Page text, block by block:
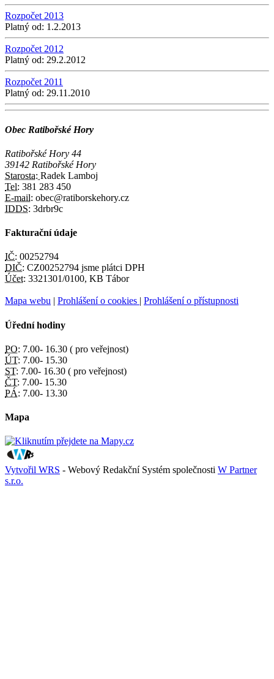
Rozpočet 2013
Platný od: 1.2.2013
Rozpočet 2012
Platný od: 29.2.2012
Rozpočet 2011
Platný od: 29.11.2010
Obec Ratibořské Hory
Ratibořské Hory 44
39142 Ratibořské Hory
Starosta: Radek Lamboj
Tel: 381 283 450
E-mail: obec@ratiborskehory.cz
IDDS: 3drbr9c
Fakturační údaje
IČ: 00252794
DIČ: CZ00252794 jsme plátci DPH
Účet: 3321301/0100, KB Tábor
Mapa webu | Prohlášení o cookies | Prohlášení o přístupnosti
Úřední hodiny
PO: 7.00- 16.30 ( pro veřejnost)
ÚT: 7.00- 15.30
ST: 7.00- 16.30 ( pro veřejnost)
ČT: 7.00- 15.30
PÁ: 7.00- 13.30
Mapa
Vytvořil WRS - Webový Redakční Systém společnosti W Partner
s.r.o.